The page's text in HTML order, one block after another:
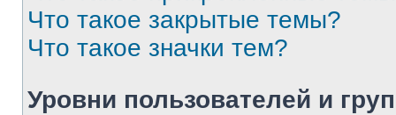
Что такое закрытые темы?
Что такое значки тем?
Уровни пользователей и